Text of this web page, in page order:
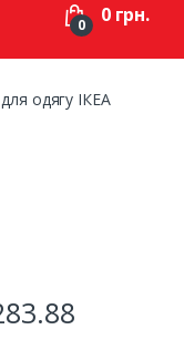
0 0 грн.
одягу ІКЕА